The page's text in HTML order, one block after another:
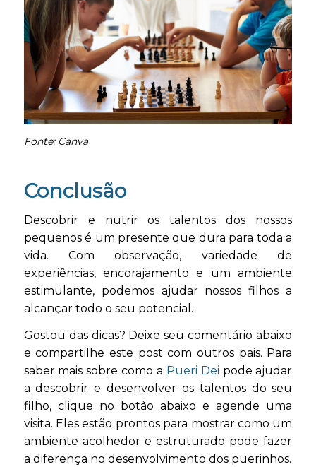
Fonte: Canva
Conclusão
Descobrir e nutrir os talentos dos nossos
pequenos é um presente que dura para toda a
vida. Com observação, variedade de
experiências, encorajamento e um ambiente
estimulante, podemos ajudar nossos filhos a
alcançar todo o seu potencial.
Gostou das dicas? Deixe seu comentário abaixo
e compartilhe este post com outros pais. Para
saber mais sobre como a Pueri Dei pode ajudar
a descobrir e desenvolver os talentos do seu
filho, clique no botão abaixo e agende uma
visita. Eles estão prontos para mostrar como um
ambiente acolhedor e estruturado pode fazer
a diferença no desenvolvimento dos puerinhos.